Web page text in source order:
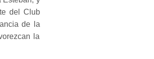
del Club
de la
la